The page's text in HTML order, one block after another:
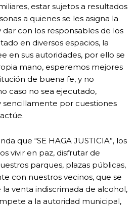
estar sujetos a resultados
a quienes se les asigna la
dar con los responsables de los
en diversos espacios, la
en sus autoridades, por ello se
mano, esperemos mejores
de buena fe, y no
caso no sea ejecutado,
sencillamente por cuestiones
que “SE HAGA JUSTICIA”, los
vivir en paz, disfrutar de
parques, plazas públicas,
con nuestros vecinos, que se
venta indiscrimada de alcohol,
a la autoridad municipal,